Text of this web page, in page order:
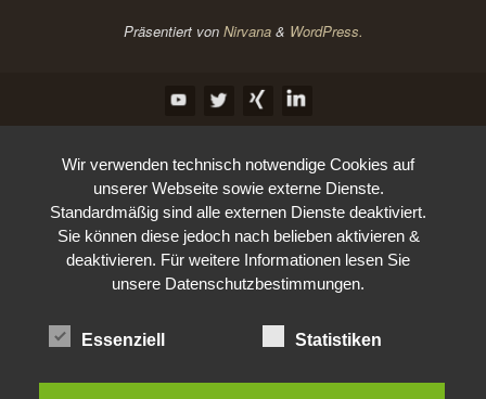
Präsentiert von Nirvana& WordPress.
Wir verwenden technisch notwendige Cookies auf
unserer Webseite sowie externe Dienste.
Standardmäßig sind alle externen Dienste deaktiviert.
Sie können diese jedoch nach belieben aktivieren &
deaktivieren. Für weitere Informationen lesen Sie
unsere Datenschutzbestimmungen.
Essenziell Statistiken